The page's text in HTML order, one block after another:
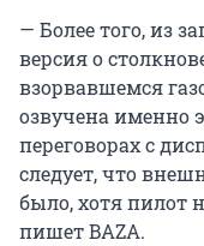
— Более того, из
версия о
взорвавшемся
озвучена именно
переговорах с
следует, что
было, хотя пилот
пишет BAZA.